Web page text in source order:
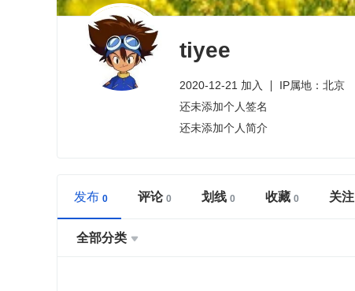
tiyee
2020-12-21 加入
IP属地：北京
还未添加个人签名
还未添加个人简介
发布 评论 划线 收藏 关注
全部分类 